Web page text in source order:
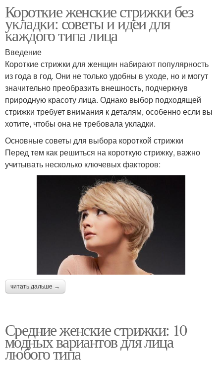
Короткие женские стрижки без
укладки: советы и идеи для
каждого типа лица
Введение
Короткие стрижки для женщин набирают популярность
из года в год. Они не только удобны в уходе, но и могут
значительно преобразить внешность, подчеркнув
природную красоту лица. Однако выбор подходящей
стрижки требует внимания к деталям, особенно если вы
хотите, чтобы она не требовала укладки.
Основные советы для выбора короткой стрижки
Перед тем как решиться на короткую стрижку, важно
учитывать несколько ключевых факторов:
читать дальше →
Средние женские стрижки: 10
модных вариантов для лица
любого типа